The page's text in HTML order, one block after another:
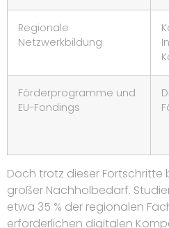
Regionale
Netzwerkbildung
Förderprogramme und
EU-Fondings
Doch trotz dieser Fortschritte
großer Nachholbedarf.
etwa 35 % der regionalen
erforderlichen digitalen